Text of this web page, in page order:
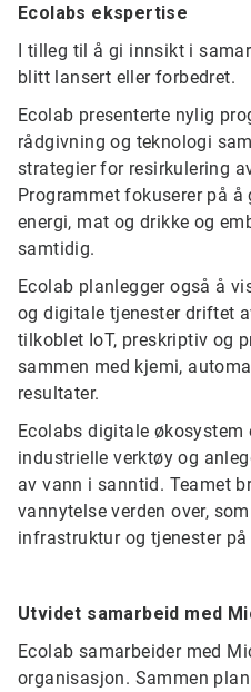
Ecolabs ekspertise
I tilleg til å gi innsikt i
blitt lansert eller forbedret.
Ecolab presenterte nylig
rådgivning og teknologi
strategier for resirkulering
Programmet fokuserer på
energi, mat og drikke og
samtidig.
Ecolab planlegger også å
og digitale tjenester driftet
tilkoblet IoT, preskriptiv og
sammen med kjemi,
resultater.
Ecolabs digitale økosystem
industrielle verktøy og
av vann i sanntid. Teamet
vannytelse verden over,
infrastruktur og tjenester
Utvidet samarbeid med
Ecolab samarbeider med
organisasjon. Sammen